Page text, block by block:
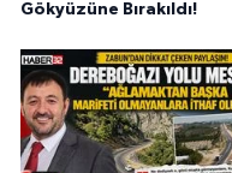
Gökyüzüne Bırakıldı!